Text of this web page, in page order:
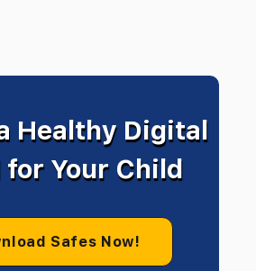
Healthy Digital
for Your Child
Safes Now!